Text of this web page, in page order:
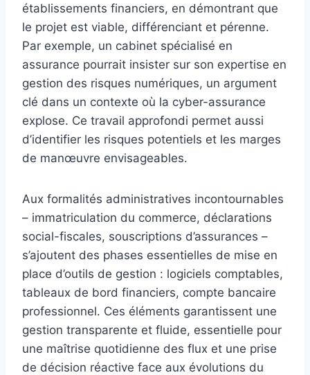
établissements financiers, en démontrant que
le projet est viable, différenciant et pérenne.
Par exemple, un cabinet spécialisé en
assurance pourrait insister sur son expertise en
gestion des risques numériques, un argument
clé dans un contexte où la cyber-assurance
explose. Ce travail approfondi permet aussi
d’identifier les risques potentiels et les marges
de manœuvre envisageables.
Aux formalités administratives incontournables
– immatriculation du commerce, déclarations
social-fiscales, souscriptions d’assurances –
s’ajoutent des phases essentielles de mise en
place d’outils de gestion : logiciels comptables,
tableaux de bord financiers, compte bancaire
professionnel. Ces éléments garantissent une
gestion transparente et fluide, essentielle pour
une maîtrise quotidienne des flux et une prise
de décision réactive face aux évolutions du